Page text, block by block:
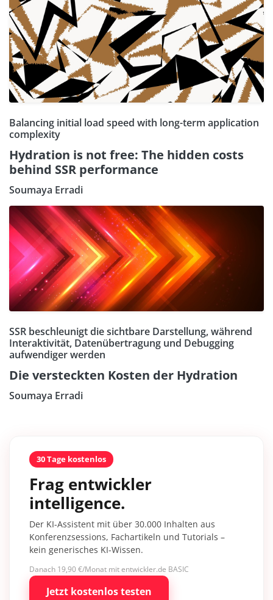
Balancing initial load speed with long-term application
complexity
Hydration is not free: The hidden costs
behind SSR performance
Soumaya Erradi
SSR beschleunigt die sichtbare Darstellung, während
Interaktivität, Datenübertragung und Debugging
aufwendiger werden
Die versteckten Kosten der Hydration
Soumaya Erradi
30 Tage kostenlos
Frag entwickler
intelligence.
Der KI-Assistent mit über 30.000 Inhalten aus
Konferenzsessions, Fachartikeln und Tutorials –
kein generisches KI-Wissen.
Danach 19,90 €/Monat mit entwickler.de BASIC
Jetzt kostenlos testen